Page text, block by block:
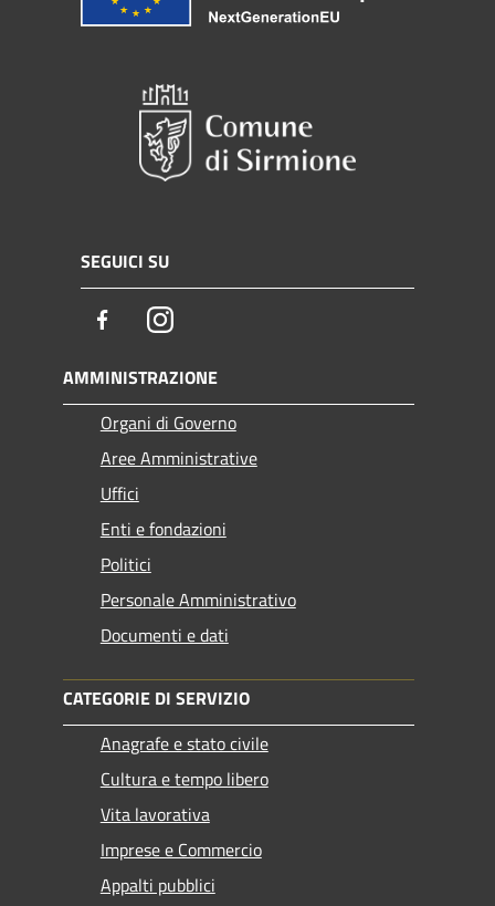
SEGUICI SU
FacebookInstagram
AMMINISTRAZIONE
Organi di Governo
Aree Amministrative
Uffici
Enti e fondazioni
Politici
Personale Amministrativo
Documenti e dati
CATEGORIE DI SERVIZIO
Anagrafe e stato civile
Cultura e tempo libero
Vita lavorativa
Imprese e Commercio
Appalti pubblici